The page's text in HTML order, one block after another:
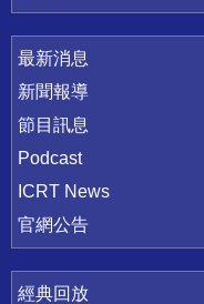
最新消息
新聞報導
節目訊息
Podcast
ICRT News
官網公告
經典回放